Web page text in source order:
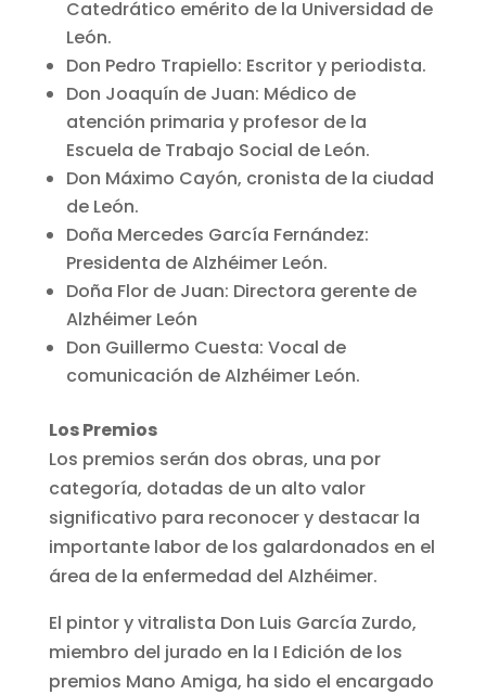
Catedrático emérito de la Universidad de
León.
Don Pedro Trapiello: Escritor y periodista.
Don Joaquín de Juan: Médico de
atención primaria y profesor de la
Escuela de Trabajo Social de León.
Don Máximo Cayón, cronista de la ciudad
de León.
Doña Mercedes García Fernández:
Presidenta de Alzhéimer León.
Doña Flor de Juan: Directora gerente de
Alzhéimer León
Don Guillermo Cuesta: Vocal de
comunicación de Alzhéimer León.
Los Premios
Los premios serán dos obras, una por
categoría, dotadas de un alto valor
significativo para reconocer y destacar la
importante labor de los galardonados en el
área de la enfermedad del Alzhéimer.
El pintor y vitralista Don Luis García Zurdo,
miembro del jurado en la I Edición de los
premios Mano Amiga, ha sido el encargado